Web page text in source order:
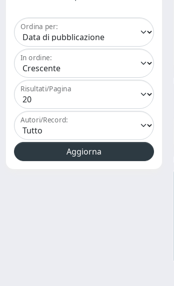
Ordina per:
In ordine:
Risultati/Pagina
Autori/Record: